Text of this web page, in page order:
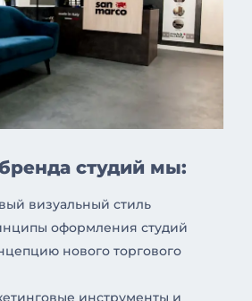
студий мы:
визуальный стиль
оформления студий
нового торгового
инструменты и